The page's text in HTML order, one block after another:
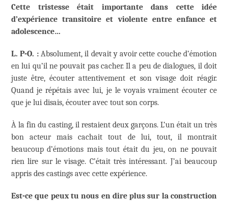
Cette tristesse était importante dans cette idée
d’expérience transitoire et violente entre enfance et
adolescence…
L. P-O. :Absolument, il devait y avoir cette couche d’émotion
en lui qu’il ne pouvait pas cacher. Il a peu de dialogues, il doit
juste être, écouter attentivement et son visage doit réagir.
Quand je répétais avec lui, je le voyais vraiment écouter ce
que je lui disais, écouter avec tout son corps.
À la fin du casting, il restaient deux garçons. L’un était un très
bon acteur mais cachait tout de lui, tout, il montrait
beaucoup d’émotions mais tout était du jeu, on ne pouvait
rien lire sur le visage. C’était très intéressant. J’ai beaucoup
appris des castings avec cette expérience.
Est-ce que peux tu nous en dire plus sur la construction